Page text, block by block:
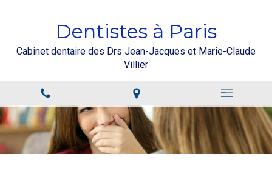
Dentistes à Paris
Cabinet dentaire des Drs Jean-Jacques et Marie-Claude
Villier